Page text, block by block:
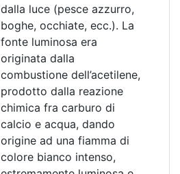
dalla luce (pesce azzurro,
boghe, occhiate, ecc.). La
fonte luminosa era
originata dalla
combustione dell’acetilene,
prodotto dalla reazione
chimica fra carburo di
calcio e acqua, dando
origine ad una fiamma di
colore bianco intenso,